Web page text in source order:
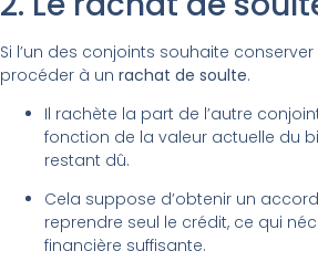
Si l’un des conjoints souhaite
procéder à un rachat de soulte.
Il rachète la part de l’autre
fonction de la valeur actuelle du
restant dû.
Cela suppose d’obtenir un
reprendre seul le crédit, ce qui
financière suffisante.